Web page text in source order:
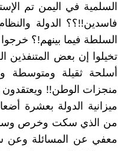
السلمية في اليمن تم
فاسدين!!؟؟ الدولة
السلطة فيما بينهم!؟
تخيلوا إن بعض المتنفذين
أسلحة ثقيلة
منجزات الوطن!! ويعتقدون
ميزانية الدولة بعشرة
من الذي سكت وخرص وسمح
معفي عن المسائلة وعن